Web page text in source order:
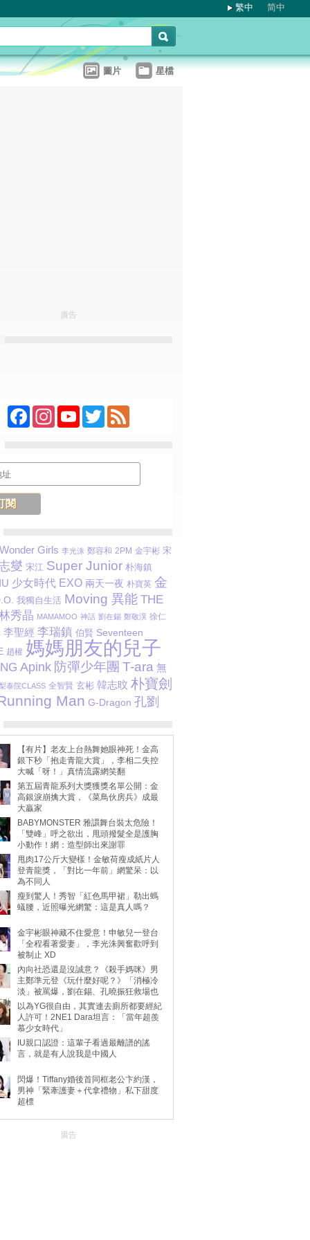
繁中 简中
圖片 星檔
廣告
FacebookInstagramYouTubeTwitterFeed
Girls 李光洙 鄭容和 2PM 金宇彬 宋
燮 宋江 Super Junior 朴海鎮
少女時代 EXO 兩天一夜 朴寶英 金
我獨自生活 Moving 異能 THE
秀晶 MAMAMOO 神話 劉在錫 鄭敬淏 徐仁
李聖經 李瑞鎮 伯賢 Seventeen
趙權 媽媽朋友的兒子
Apink 防彈少年團 T-ara 無
泰院CLASS 全智賢 玄彬 韓志旼 朴寶劍
Man G-Dragon 孔劉
【有片】老友上台熱舞她眼神死！金高
銀下秒「抱走青龍大賞」，李相二失控
大喊「呀！」真情流露網笑翻
第五屆青龍系列大獎獲獎名單公開：金
高銀淚崩擒大賞，《菜鳥伙房兵》成最
大贏家
BABYMONSTER 雅譞舞台裝太危險！
「雙峰」呼之欲出，甩頭撥髮全是護胸
小動作！網：造型師出來謝罪
甩肉17公斤大變樣！金敏荷瘦成紙片人
登青龍獎，「對比一年前」網驚呆：以
為不同人
瘦到驚人！秀智「紅色馬甲裙」勒出螞
蟻腰，近照曝光網驚：這是真人嗎？
金宇彬眼神藏不住愛意！申敏兒一登台
「全程看著愛妻」，李光洙興奮歡呼到
被制止 XD
內向社恐還是沒誠意？《殺手媽咪》男
主鄭準元登《玩什麼好呢？》「消極冷
淡」被罵爆，劉在錫、孔曉振狂救場也
動
以為YG很自由，其實連去廁所都要經紀
人許可！2NE1 Dara坦言：「當年超羨
慕少女時代」
IU親口認證：這輩子看過最離譜的謠
言，就是有人說我是中國人
閃爆！Tiffany婚後首同框老公卞約漢，
男神「緊牽護妻＋代拿禮物」私下甜度
超標
廣告